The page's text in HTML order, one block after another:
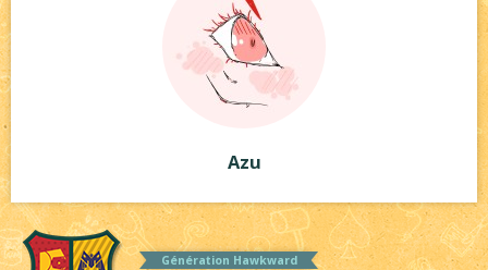
Azu
Génération Hawkward
Tutoriels